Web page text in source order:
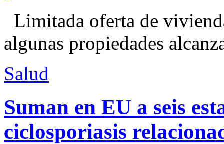
Limitada oferta de
algunas propiedades
Salud
Suman en EU a seis
ciclosporiasis